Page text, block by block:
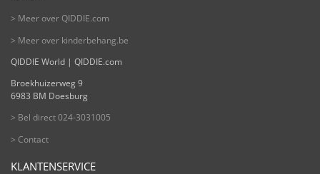
> Meer over QIDDIE.com
> Meer over kinderbehang.be
QIDDIE World | QIDDIE.com
Broekhuizerweg 9
6983 BM Doesburg
> Bel direct 024-3031005
> Contact
KLANTENSERVICE